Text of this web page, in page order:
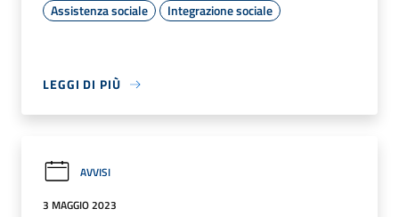
Assistenza sociale Integrazione sociale
LEGGI DI PIÙ
AVVISI
3 MAGGIO 2023